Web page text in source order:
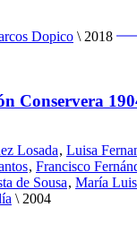
Dopico
2018
Conservera
Losada, Luisa
, Francisco
de Sousa, María
2004